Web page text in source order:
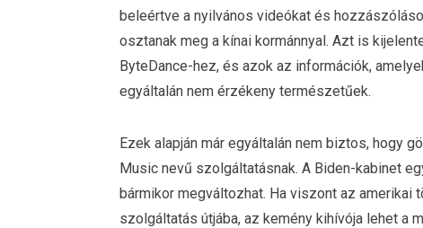
beleértve a nyilvános videókat és
osztanak meg a kínai kormánnyal. Azt is
ByteDance-hez, és azok az információk,
egyáltalán nem érzékeny természetűek.
Ezek alapján már egyáltalán nem biztos, hogy
Music nevű szolgáltatásnak. A Biden-kabinet
bármikor megváltozhat. Ha viszont az
szolgáltatás útjába, az kemény kihívója lehet a